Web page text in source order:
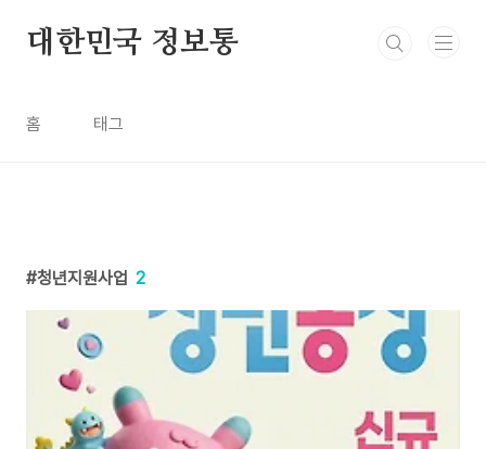
대한민국 정보통
홈 태그
청년지원사업 2